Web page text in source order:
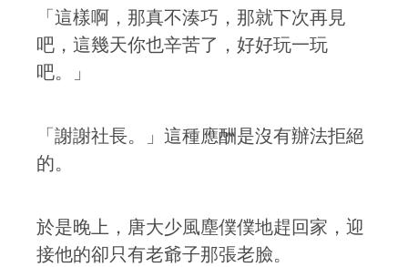
「這樣啊，那真不湊巧，那就下次再見
吧，這幾天你也辛苦了，好好玩一玩
吧。」
「謝謝社長。」這種應酬是沒有辦法拒絕
的。
於是晚上，唐大少風塵僕僕地趕回家，迎
接他的卻只有老爺子那張老臉。